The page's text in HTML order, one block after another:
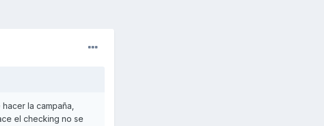
la campaña,
el checking no se